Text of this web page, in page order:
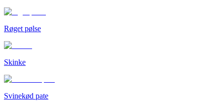
Røget pølse
Skinke
Svinekød pate